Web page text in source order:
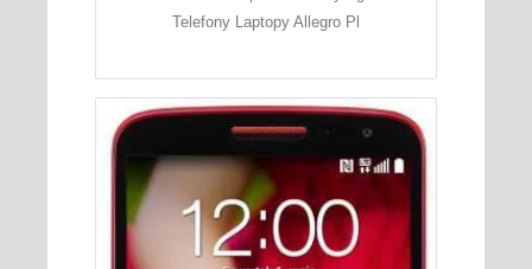
Telefony Laptopy Allegro Pl